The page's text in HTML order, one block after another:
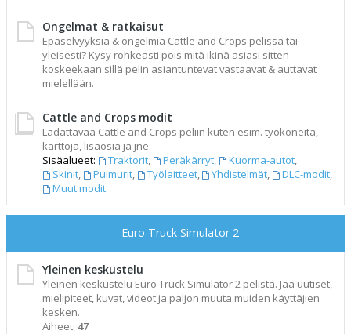
Ongelmat & ratkaisut
Epäselvyyksiä & ongelmia Cattle and Crops pelissä tai
yleisesti? Kysy rohkeasti pois mitä ikinä asiasi sitten
koskeekaan sillä pelin asiantuntevat vastaavat & auttavat
mielellään.
Cattle and Crops modit
Ladattavaa Cattle and Crops peliin kuten esim. työkoneita,
karttoja, lisäosia ja jne.
Sisäalueet:
Traktorit, Peräkärryt, Kuorma-autot,
Skinit, Puimurit, Työlaitteet, Yhdistelmät, DLC-modit,
Muut modit
Euro Truck Simulator 2
Yleinen keskustelu
Yleinen keskustelu Euro Truck Simulator 2 pelistä. Jaa uutiset,
mielipiteet, kuvat, videot ja paljon muuta muiden käyttäjien
kesken.
Aiheet: 47